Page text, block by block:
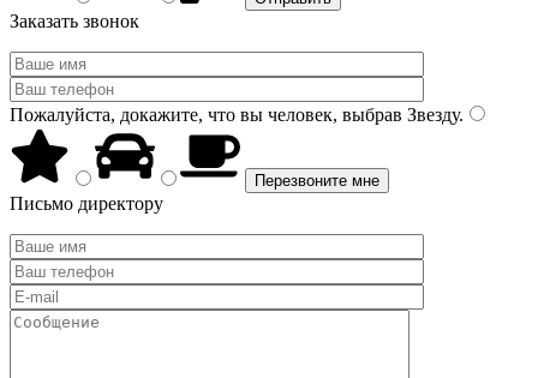
Заказать звонок
Пожалуйста, докажите, что вы человек, выбрав Звезду.
Письмо директору